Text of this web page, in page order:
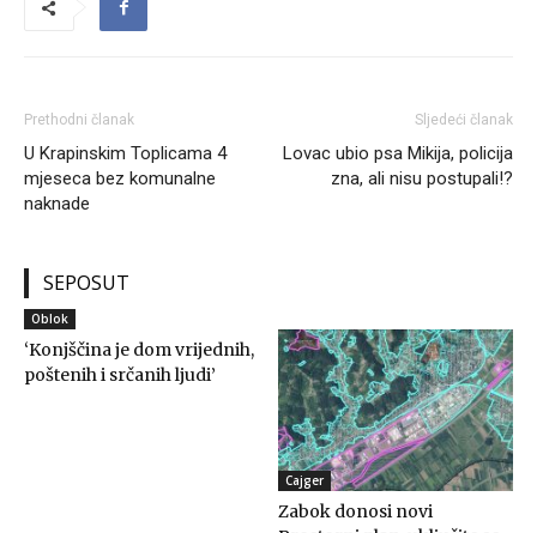
Prethodni članak
U Krapinskim Toplicama 4
mjeseca bez komunalne
naknade
Sljedeći članak
Lovac ubio psa Mikija, policija
zna, ali nisu postupali!?
SEPOSUT
Oblok
‘Konjščina je dom vrijednih,
poštenih i srčanih ljudi’
Cajger
Zabok donosi novi